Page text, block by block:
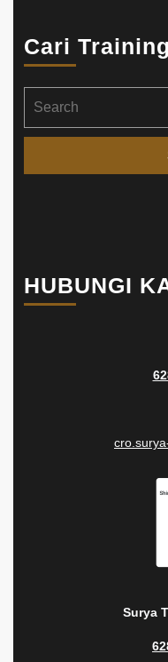
Cari Training
for:
HUBUNGI
Surya